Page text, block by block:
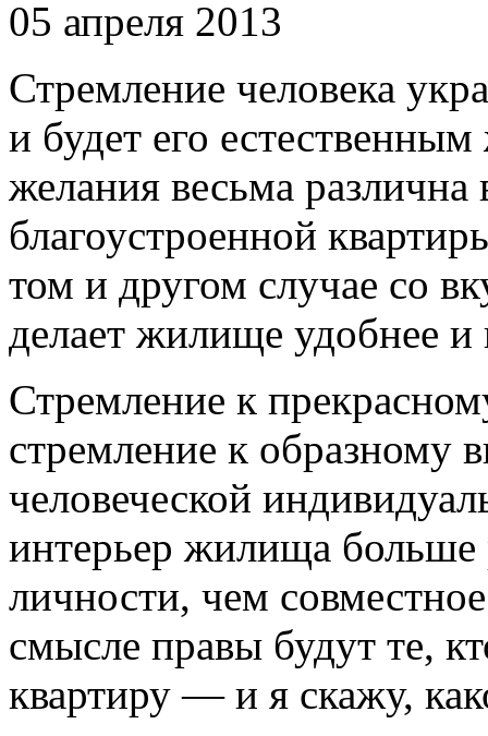
05 апреля 2013
Стремление человека
и будет его
желания весьма
благоустроенной
том и другом случае со
делает жилище удобнее и
Стремление к
стремление к
человеческой
интерьер жилища больше
личности, чем
смысле правы будут те,
квартиру — и я скажу,